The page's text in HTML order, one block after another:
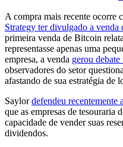
A compra mais recente ocorre
Strategy ter divulgado a
primeira venda de Bitcoin
representasse apenas uma
empresa, a venda gerou
observadores do setor
afastando de sua estratégia de
Saylordefendeu recentemente
que as empresas de tesouraria
capacidade de vender suas
dividendos.